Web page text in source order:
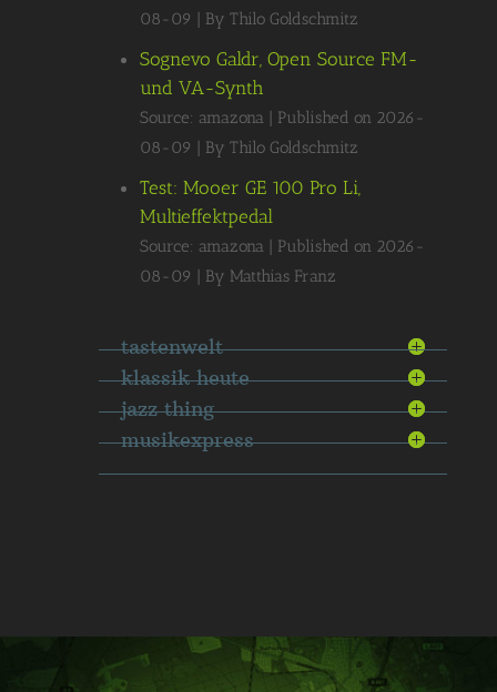
08-09
By Thilo Goldschmitz
Sognevo Galdr, Open Source FM-
und VA-Synth
Source: amazona
Published on 2026-
08-09
By Thilo Goldschmitz
Test: Mooer GE 100 Pro Li,
Multieffektpedal
Source: amazona
Published on 2026-
08-09
By Matthias Franz
tastenwelt
klassik heute
jazz thing
musikexpress